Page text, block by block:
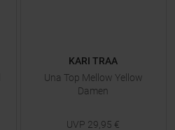
KARI TRAA
Una Top Mellow Yellow
Damen
UVP 29,95 €